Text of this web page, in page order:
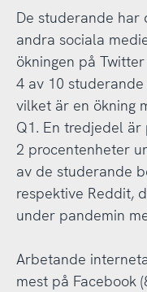
De studerande har
andra sociala
ökningen på
4 av 10
vilket är en ökning
Q1. En tredjedel är
2 procentenheter
av de studerande
respektive Reddit,
under pandemin
Arbetande
mest på Facebook